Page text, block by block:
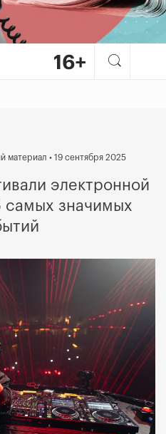
материал • 19 сентября 2025
электронной
самых значимых